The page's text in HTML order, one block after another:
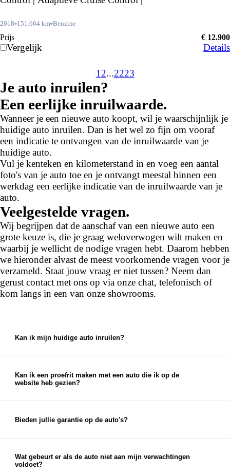
2018 151.664 km Benzine
Prijs € 12.900
Vergelijk Details
12...2223
Je auto inruilen?
Een eerlijke inruilwaarde.
Wanneer je een nieuwe auto koopt, wil je waarschijnlijk je
huidige auto inruilen. Dan is het wel zo fijn om vooraf
een indicatie te ontvangen van de inruilwaarde van je
huidige auto.
Vul je kenteken en kilometerstand in en voeg een aantal
foto's van je auto toe en je ontvangt meestal binnen een
werkdag een eerlijke indicatie van de inruilwaarde van je
auto.
Veelgestelde vragen.
Wij begrijpen dat de aanschaf van een nieuwe auto een
grote keuze is, die je graag weloverwogen wilt maken en
waarbij je wellicht de nodige vragen hebt. Daarom hebben
we hieronder alvast de meest voorkomende vragen voor je
verzameld. Staat jouw vraag er niet tussen? Neem dan
gerust contact met ons op via onze chat, telefonisch of
kom langs in een van onze showrooms.
Kan ik mijn huidige auto inruilen?
auto, die je kunt gebruiken als aanbetaling voor je
nieuwe auto.
Kan ik een proefrit maken met een auto die ik op de
website heb gezien?
eenvoudig inplannen via de chat op onze website
website. Uiteraard kun je ook telefonisch een
afspraak voor een proefrit inplannen.
Bieden jullie garantie op de auto's?
garantie bieden we garantie- en afleverpakketten
aan, waardoor je zorgeloos geniet van je nieuwe
Wat gebeurt er als de auto niet aan mijn verwachtingen
voldoet?